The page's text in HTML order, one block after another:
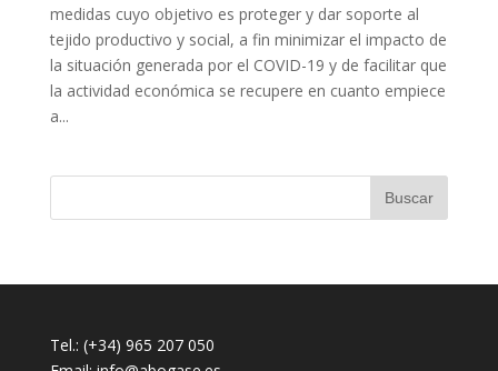
medidas cuyo objetivo es proteger y dar soporte al
tejido productivo y social, a fin minimizar el impacto de
la situación generada por el COVID-19 y de facilitar que
la actividad económica se recupere en cuanto empiece
a...
Tel.: (+34) 965 207 050